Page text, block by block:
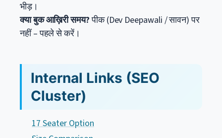
भीड़।
क्या बुक आख़िरी समय?पीक (Dev Deepawali / सावन) पर
नहीं – पहले से करें।
Internal Links (SEO
Cluster)
17 Seater Option